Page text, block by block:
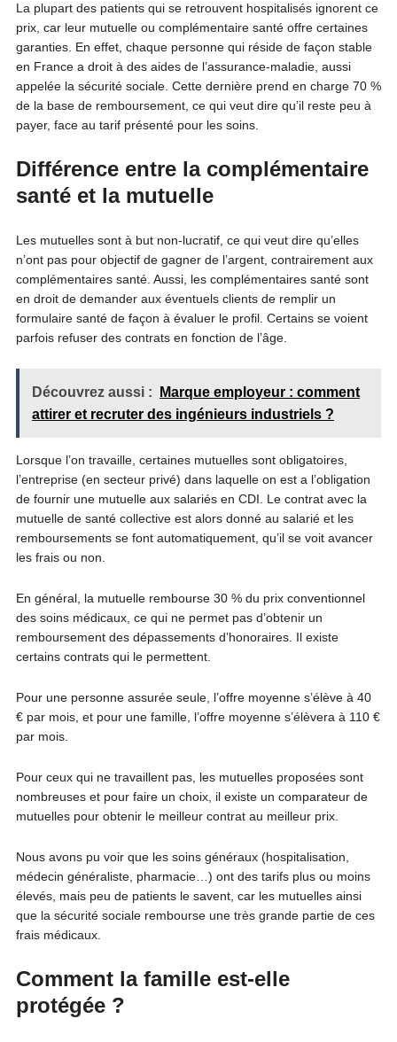
La plupart des patients qui se retrouvent hospitalisés ignorent ce
prix, car leur mutuelle ou complémentaire santé offre certaines
garanties. En effet, chaque personne qui réside de façon stable
en France a droit à des aides de l’assurance-maladie, aussi
appelée la sécurité sociale. Cette dernière prend en charge 70 %
de la base de remboursement, ce qui veut dire qu’il reste peu à
payer, face au tarif présenté pour les soins.
Différence entre la complémentaire
santé et la mutuelle
Les mutuelles sont à but non-lucratif, ce qui veut dire qu’elles
n’ont pas pour objectif de gagner de l’argent, contrairement aux
complémentaires santé. Aussi, les complémentaires santé sont
en droit de demander aux éventuels clients de remplir un
formulaire santé de façon à évaluer le profil. Certains se voient
parfois refuser des contrats en fonction de l’âge.
Découvrez aussi :
Marque employeur : comment
attirer et recruter des ingénieurs industriels ?
Lorsque l’on travaille, certaines mutuelles sont obligatoires,
l’entreprise (en secteur privé) dans laquelle on est a l’obligation
de fournir une mutuelle aux salariés en CDI. Le contrat avec la
mutuelle de santé collective est alors donné au salarié et les
remboursements se font automatiquement, qu’il se voit avancer
les frais ou non.
En général, la mutuelle rembourse 30 % du prix conventionnel
des soins médicaux, ce qui ne permet pas d’obtenir un
remboursement des dépassements d’honoraires. Il existe
certains contrats qui le permettent.
Pour une personne assurée seule, l’offre moyenne s’élève à 40
€ par mois, et pour une famille, l’offre moyenne s’élèvera à 110 €
par mois.
Pour ceux qui ne travaillent pas, les mutuelles proposées sont
nombreuses et pour faire un choix, il existe un comparateur de
mutuelles pour obtenir le meilleur contrat au meilleur prix.
Nous avons pu voir que les soins généraux (hospitalisation,
médecin généraliste, pharmacie…) ont des tarifs plus ou moins
élevés, mais peu de patients le savent, car les mutuelles ainsi
que la sécurité sociale rembourse une très grande partie de ces
frais médicaux.
Comment la famille est-elle
protégée ?